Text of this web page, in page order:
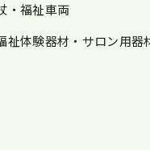
・福祉車両
祉体験器材・サロン用器